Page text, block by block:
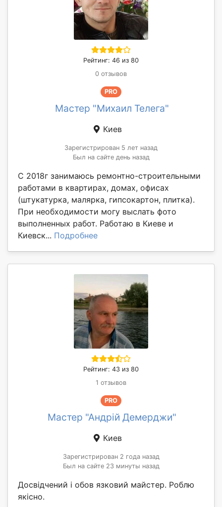
Рейтинг: 46 из 80
0 отзывов
PRO
Мастер "Михаил Телега"
Киев
Зарегистрирован 5 лет назад
Был на сайте день назад
С 2018г занимаюсь ремонтно-строительными
работами в квартирах, домах, офисах
(штукатурка, малярка, гипсокартон, плитка).
При необходимости могу выслать фото
выполненных работ. Работаю в Киеве и
Киевск... Подробнее
Рейтинг: 43 из 80
1 отзывов
PRO
Мастер "Андрій Демерджи"
Киев
Зарегистрирован 2 года назад
Был на сайте 23 минуты назад
Досвідчений і обов язковий майстер. Роблю
якісно.